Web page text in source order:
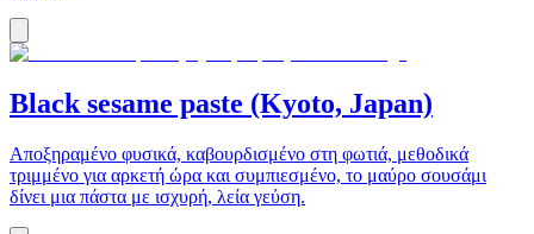
Black sesame paste (Kyoto, Japan)
Αποξηραμένο φυσικά, καβουρδισμένο στη φωτιά, μεθοδικά
τριμμένο για αρκετή ώρα και συμπιεσμένο, τo μαύρο σουσάμι
δίνει μια πάστα με ισχυρή, λεία γεύση.